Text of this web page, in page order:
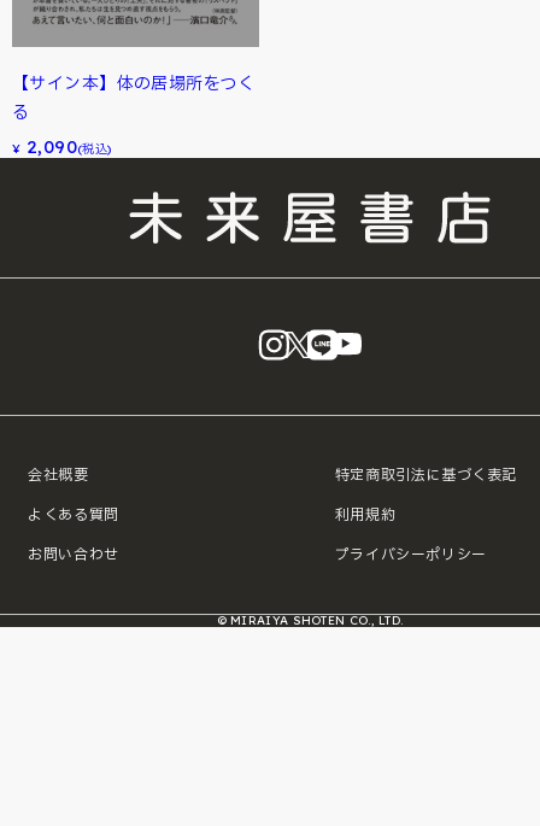
【サイン本】体の居場所をつく
る
¥ 2,090(税込)
instagram
X LINE
会社概要
よくある質問
お問い合わせ
特定商取引法に基づく表記
利用規約
プライバシーポリシー
© MIRAIYA SHOTEN CO., LTD.